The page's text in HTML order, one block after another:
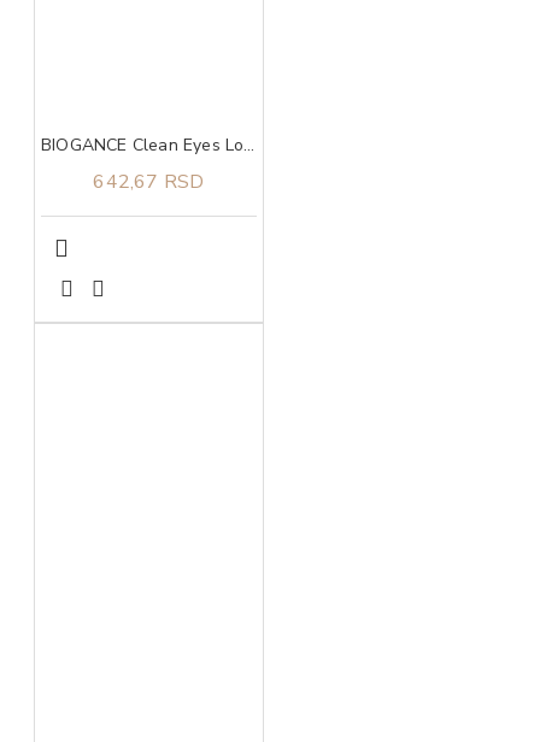
BIOGANCE Clean Eyes Lotion 100ml, Losion za čišćenje predela oko očiju
642,67 RSD